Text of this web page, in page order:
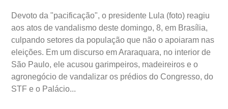
Devoto da "pacificação", o presidente Lula (foto) reagiu
aos atos de vandalismo deste domingo, 8, em Brasília,
culpando setores da população que não o apoiaram nas
eleições. Em um discurso em Araraquara, no interior de
São Paulo, ele acusou garimpeiros, madeireiros e o
agronegócio de vandalizar os prédios do Congresso, do
STF e o Palácio...